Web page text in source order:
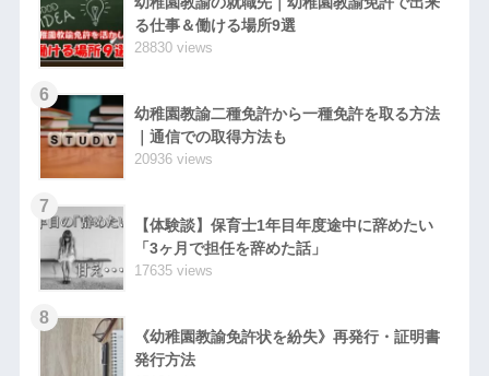
る仕事＆働ける場所9選
28830 views
6
幼稚園教諭二種免許から一種免許を取る方法
｜通信での取得方法も
20936 views
7
【体験談】保育士1年目年度途中に辞めたい
「3ヶ月で担任を辞めた話」
17635 views
8
《幼稚園教諭免許状を紛失》再発行・証明書
発行方法